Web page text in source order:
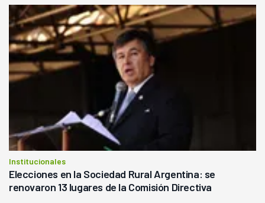
Institucionales
Elecciones en la Sociedad Rural Argentina: se
renovaron 13 lugares de la Comisión Directiva